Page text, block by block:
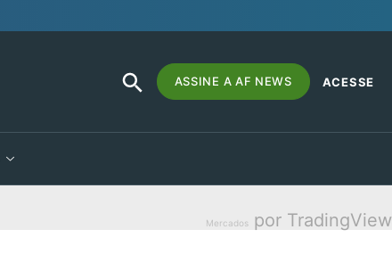
Search
for:
SEARCH
BUTTON
ASSINE A AF NEWS ACESSE
Mercados por TradingView